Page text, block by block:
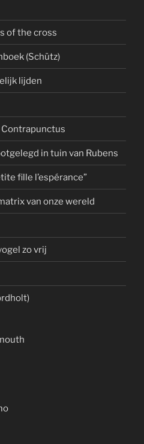
of the cross
(Schütz)
lijden
in tuin van Rubens
fille l’espérance”
van onze wereld
zo vrij